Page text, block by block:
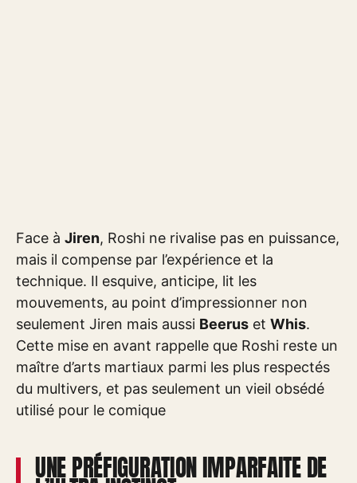
Face à Jiren, Roshi ne rivalise pas en puissance,
mais il compense par l’expérience et la
technique. Il esquive, anticipe, lit les
mouvements, au point d’impressionner non
seulement Jiren mais aussi Beerus et Whis.
Cette mise en avant rappelle que Roshi reste un
maître d’arts martiaux parmi les plus respectés
du multivers, et pas seulement un vieil obsédé
utilisé pour le comique
UNE PRÉFIGURATION IMPARFAITE DE